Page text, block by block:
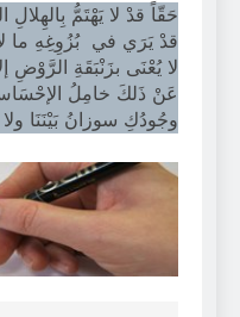
حَقّاً قدْ لا يَهْتَمُّ
قدْ يَرَي في بُزُوِغِهِ ما
لا يُعْنَى بزَنْبَقَةِ الرَّوْضِ
عَنْ ذَلكَ خامِلُ
وجُودُكِ سوزانُ بَيْنَنَا